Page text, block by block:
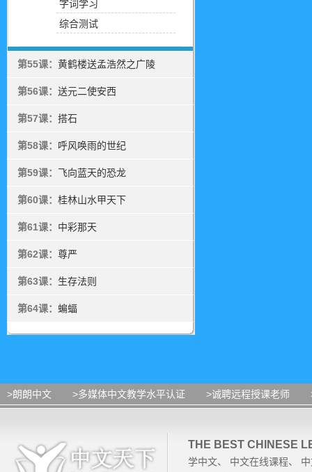
字词学习
综合测试
第55课： 黄鹤楼送孟浩然之广陵
第56课： 送元二使安西
第57课： 搭石
第58课： 呼风唤雨的世纪
第59课： 飞向蓝天的恐龙
第60课： 桂林山水甲天下
第61课： 中彩那天
第62课： 尊严
第63课： 生存法则
第64课： 蝙蝠
>朗朗中文 >多媒体中文教学水平认证 >诚聘远程授课老师
THE BEST CHINESE
学中文、 中文在线课程、